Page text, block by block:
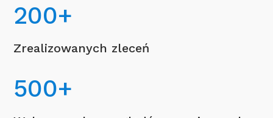
200+
Zrealizowanych zleceń
500+